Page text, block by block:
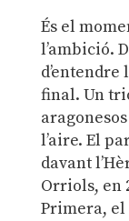
És el
l’ambició.
d’entendre
final. Un
l’aire. El
davant
Orriols, en
Primera, el